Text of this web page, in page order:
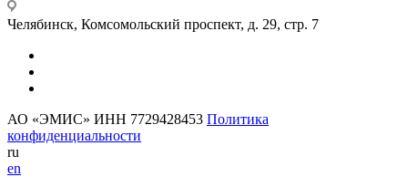
Челябинск, Комсомольский проспект, д. 29, стр. 7
АО «ЭМИС» ИНН 7729428453 Политика
конфиденциальности
ru
en